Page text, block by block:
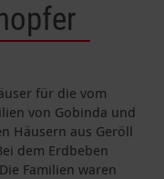
für die vom
von Gobinda und
Häusern aus Geröll
dem Erdbeben
Familien waren